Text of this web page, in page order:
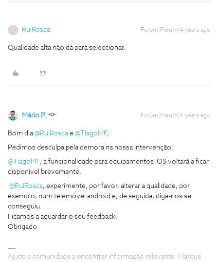
R RuiRosca Forum|Forum|4 years ago
Qualidade alta não dá para seleccionar.
Mário P. Forum|Forum|4 years ago
Bom dia@RuiRoscae @TiagoMF,
Pedimos desculpa pela demora na nossa intervenção.
@TiagoMF, a funcionalidade para equipamentos iOS voltará a ficar
disponível brevemente.
@RuiRosca, experimente, por favor, alterar a qualidade, por
exemplo, num telemóvel android e, de seguida, diga-nos se
conseguiu.
Ficamos a aguardar o seu feedback.
Obrigado
Ajude a comunidade a encontrar informação relevante. Marque